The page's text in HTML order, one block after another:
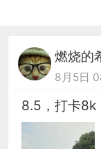
燃烧的
8月5日
8.5，打卡8k